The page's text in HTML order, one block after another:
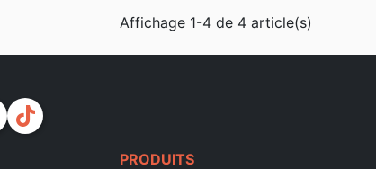
Affichage 1-4 de 4 article(s)
tiktok
PRODUITS